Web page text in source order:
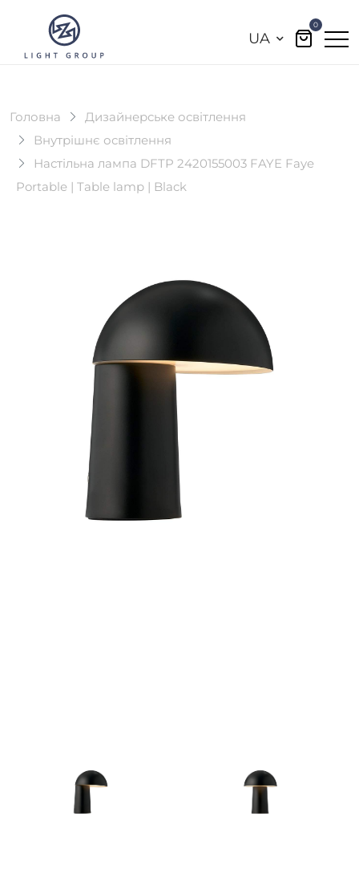
UA
0
Головна
Дизайнерське освітлення
Внутрішнє освітлення
Настільна лампа DFTP 2420155003 FAYE Faye
Portable | Table lamp | Black